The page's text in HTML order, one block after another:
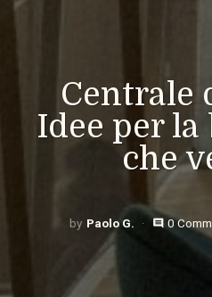
Centrale
Idee per
che
Paolo G. comment 0